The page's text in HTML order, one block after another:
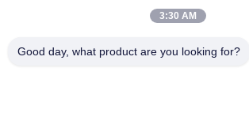
velours côtelé de Knit gingembre de sofa
94%/matériel rose 200GSM velours côtelé de
3:30 AM
Good day, what product are you looking for?